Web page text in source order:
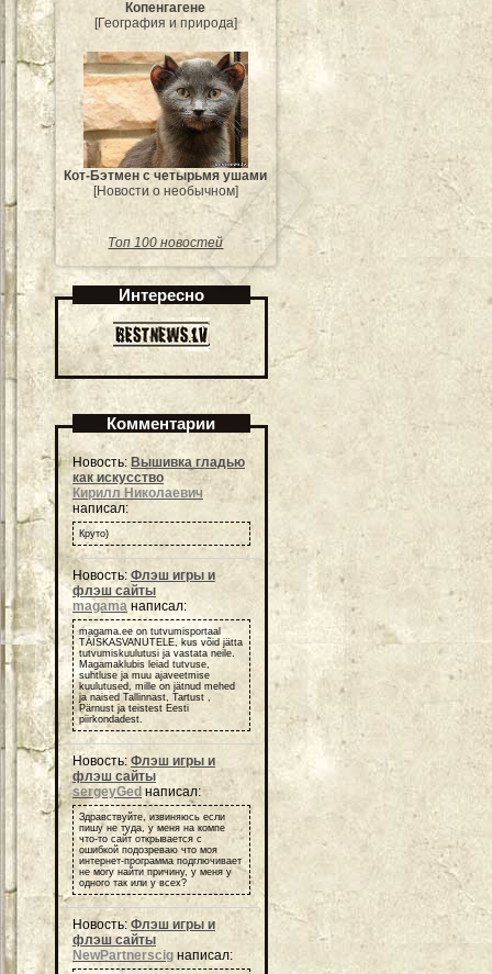
Копенгагене
[География и природа]
Кот-Бэтмен с четырьмя ушами
[Новости о необычном]
Топ 100 новостей
Интересно
Комментарии
Новость: Вышивка гладью
как искусство
Кирилл Николаевич
написал:
Круто)
Новость:Флэш игры и
флэш сайты
magama написал:
magama.ee on tutvumisportaal
TÄISKASVANUTELE, kus võid jätta
tutvumiskuulutusi ja vastata neile.
Magamaklubis leiad tutvuse,
suhtluse ja muu ajaveetmise
kuulutused, mille on jätnud mehed
ja naised Tallinnast, Tartust ,
Pärnust ja teistest Eesti
piirkondadest.
Новость: Флэш игры и
флэш сайты
sergeyGed написал:
Здравствуйте, извиняюсь если
пишу не туда, у меня на компе
что-то сайт открывается с
ошибкой подозреваю что моя
интернет-программа подглючивает
не могу найти причину, у меня у
одного так или у всех?
Новость: Флэш игры и
флэш сайты
NewPartnerscig написал: